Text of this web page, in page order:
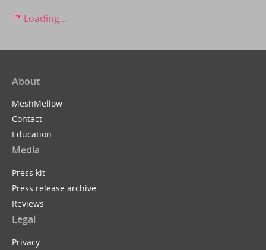
Loading...
About
MeshMellow
Contact
Education
Media
Press kit
Press release archive
Reviews
Legal
Privacy